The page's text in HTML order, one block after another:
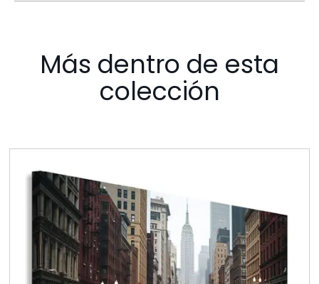
Más dentro de esta
colección